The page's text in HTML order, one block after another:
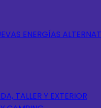
ENERGÍAS
TALLER Y EXTERIOR